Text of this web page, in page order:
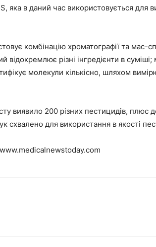
яка в даний час використовується для
комбінацію хроматографії та мас-
відокремлює різні інгредієнти в
молекули кількісно, шляхом
виявило 200 різних пестицидів, плюс
схвалено для використання в якості
www.medicalnewstoday.com